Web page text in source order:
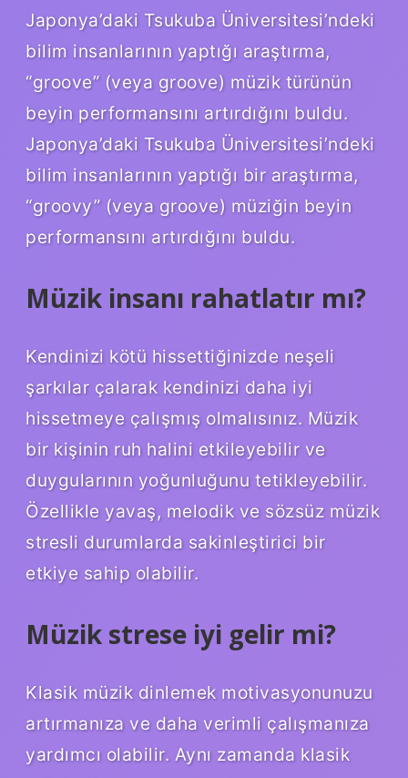
Japonya’daki Tsukuba Üniversitesi’ndeki
bilim insanlarının yaptığı araştırma,
“groove” (veya groove) müzik türünün
beyin performansını artırdığını buldu.
Japonya’daki Tsukuba Üniversitesi’ndeki
bilim insanlarının yaptığı bir araştırma,
“groovy” (veya groove) müziğin beyin
performansını artırdığını buldu.
Müzik insanı rahatlatır mı?
Kendinizi kötü hissettiğinizde neşeli
şarkılar çalarak kendinizi daha iyi
hissetmeye çalışmış olmalısınız. Müzik
bir kişinin ruh halini etkileyebilir ve
duygularının yoğunluğunu tetikleyebilir.
Özellikle yavaş, melodik ve sözsüz müzik
stresli durumlarda sakinleştirici bir
etkiye sahip olabilir.
Müzik strese iyi gelir mi?
Klasik müzik dinlemek motivasyonunuzu
artırmanıza ve daha verimli çalışmanıza
yardımcı olabilir. Aynı zamanda klasik